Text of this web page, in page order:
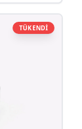
TÜKENDİ